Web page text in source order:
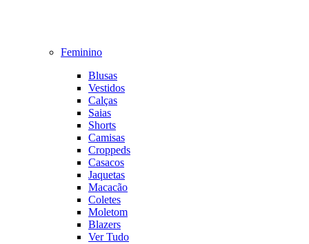
Feminino
Blusas
Vestidos
Calças
Saias
Shorts
Camisas
Croppeds
Casacos
Jaquetas
Macacão
Coletes
Moletom
Blazers
Ver Tudo